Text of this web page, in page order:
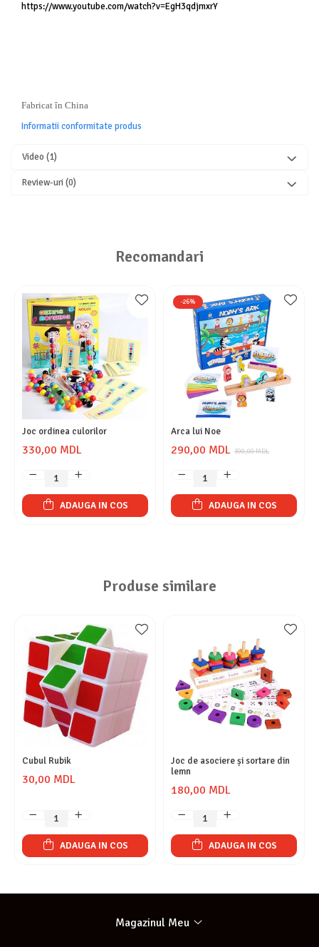
https://www.youtube.com/watch?v=EgH3qdjmxrY
Fabricat în China
Informatii conformitate produs
Video (1)
Review-uri(0)
Recomandari
Joc ordinea culorilor
330,00 MDL
ADAUGA IN COS
-26%
Arca lui Noe
390,00 MDL
290,00 MDL
ADAUGA IN COS
Produse similare
Cubul Rubik
30,00 MDL
ADAUGA IN COS
Joc de asociere și sortare din
lemn
180,00 MDL
ADAUGA IN COS
Magazinul Meu